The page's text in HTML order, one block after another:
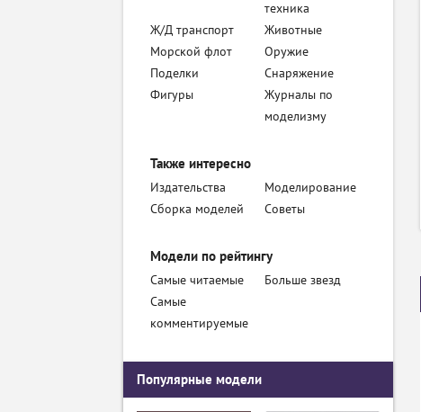
техника
Ж/Д транспорт
Животные
Морской флот
Оружие
Поделки
Снаряжение
Фигуры
Журналы по
моделизму
Также интересно
Издательства
Моделирование
Сборка моделей
Советы
Модели по рейтингу
Самые читаемые
Больше звезд
Самые
комментируемые
Популярные модели